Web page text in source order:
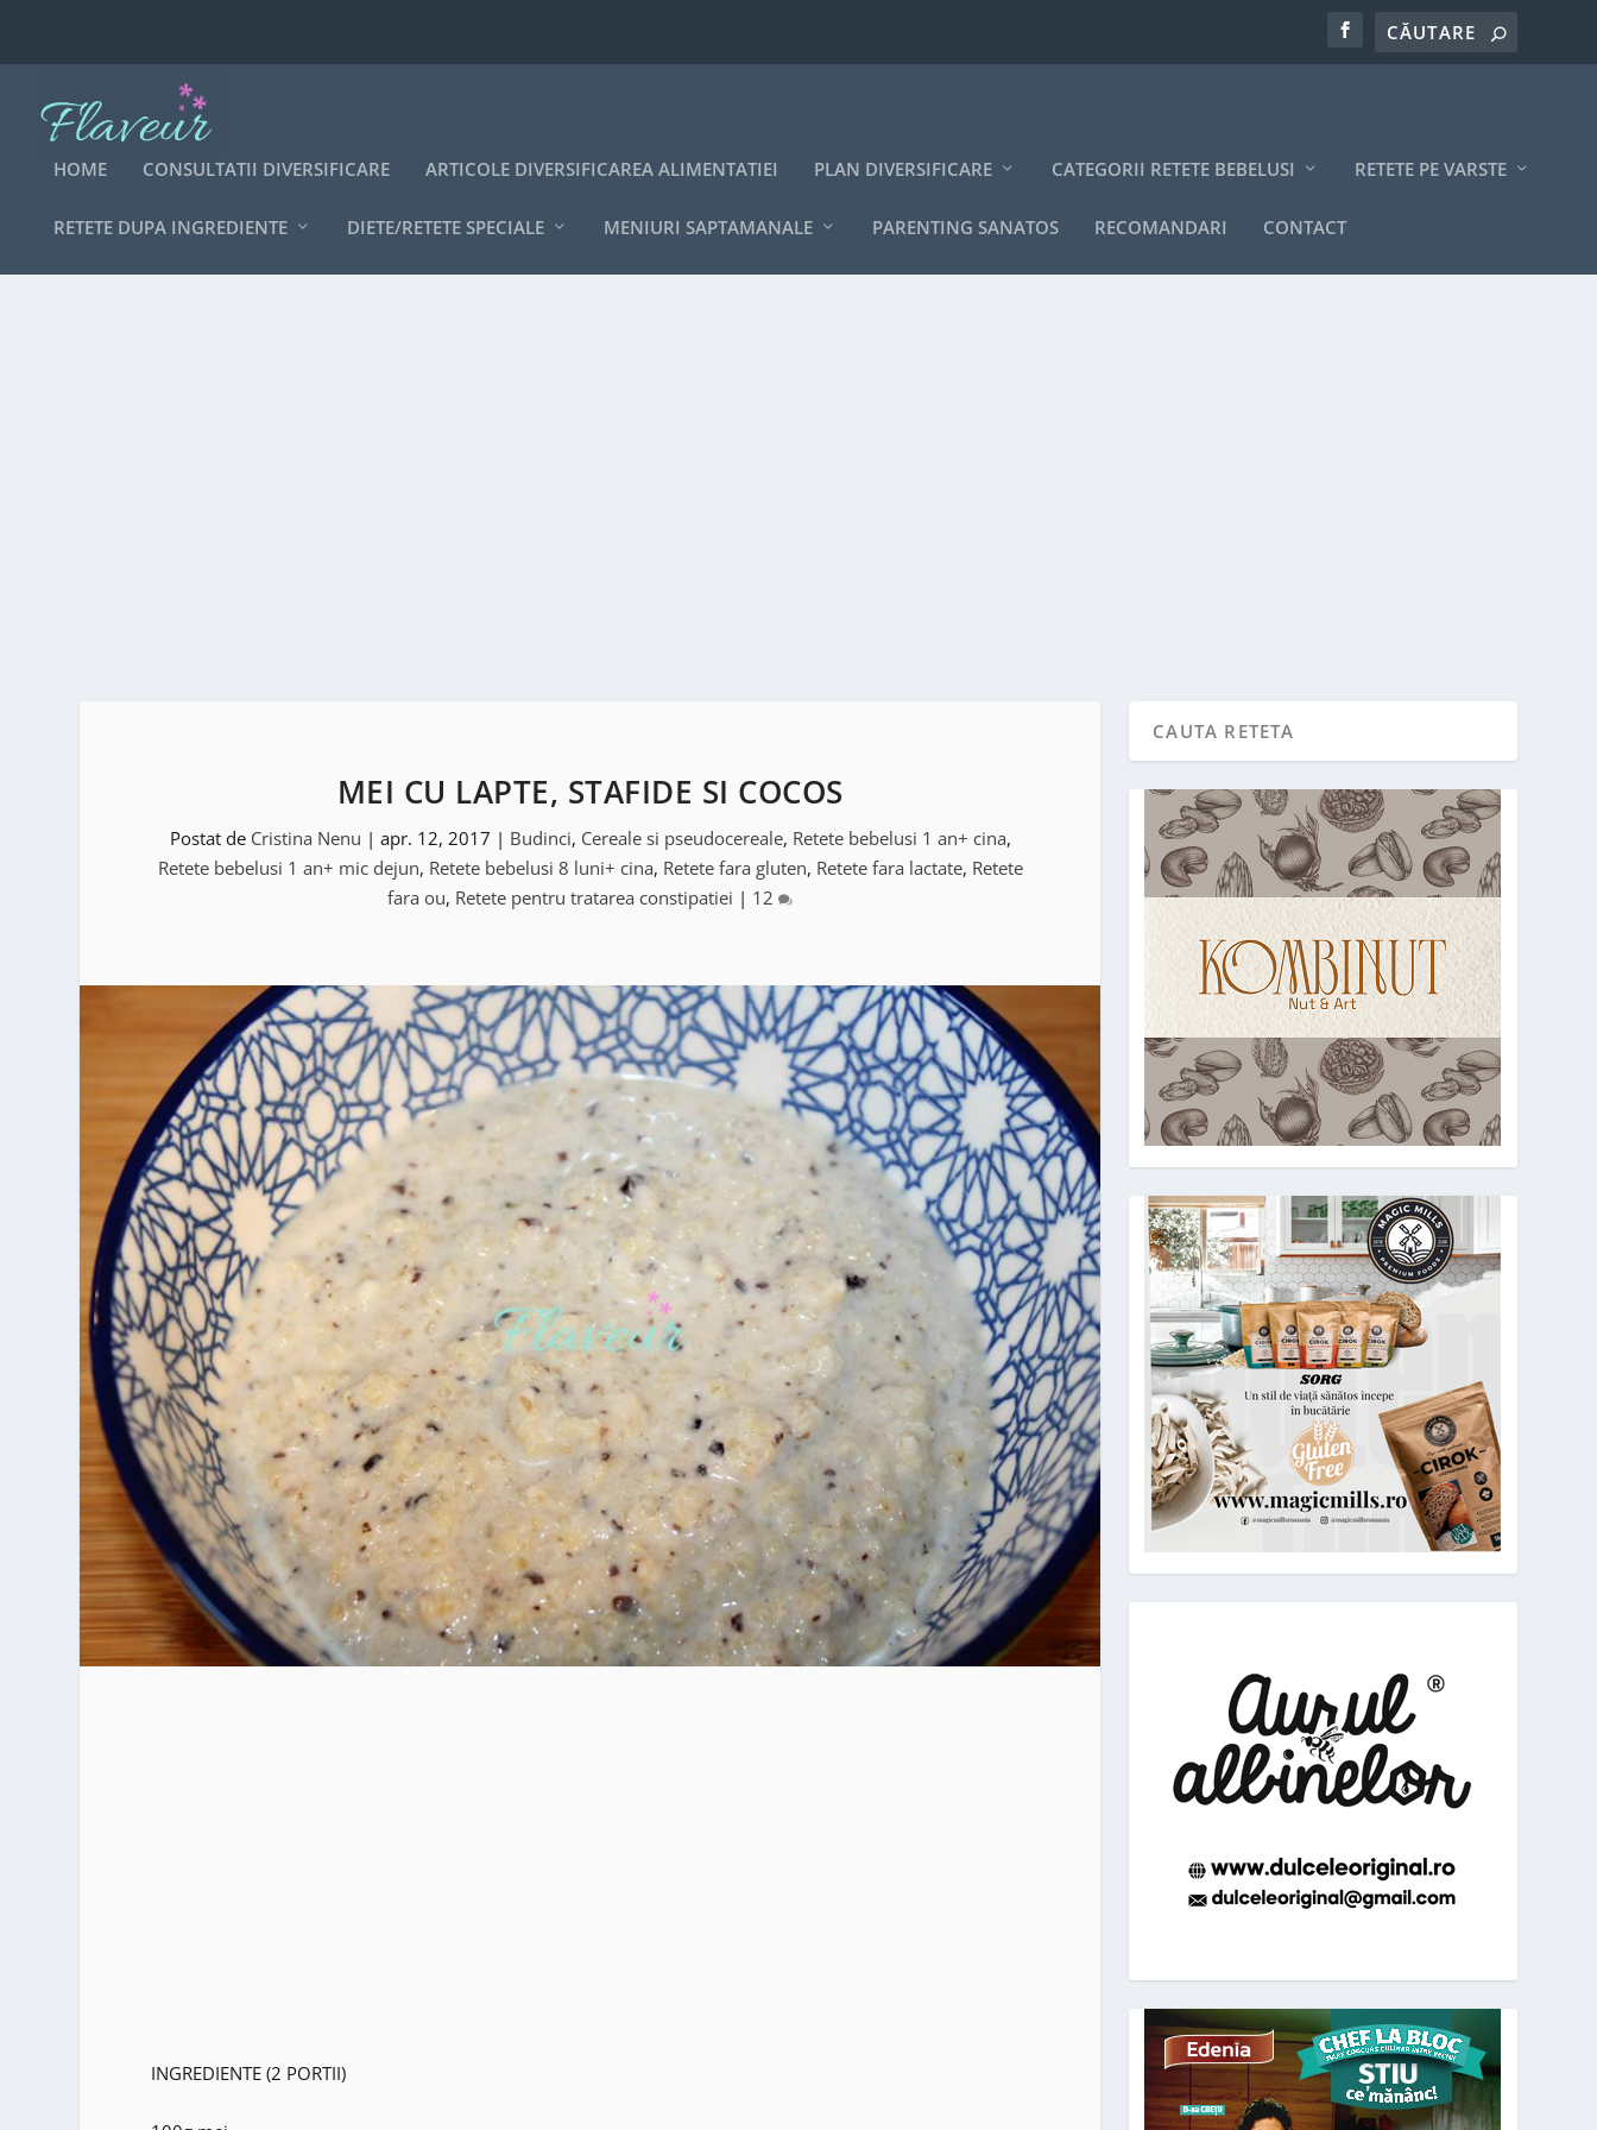
HOME CONSULTATII DIVERSIFICARE ARTICOLE DIVERSIFICAREA ALIMENTATIEI PLAN DIVERSIFICARE CATEGORII RETETE BEBELUSI RETETE PE VARSTE
RETETE DUPA INGREDIENTE DIETE/RETETE SPECIALE MENIURI SAPTAMANALE PARENTING SANATOS RECOMANDARI CONTACT
MEI CU LAPTE, STAFIDE SI COCOS
Postat de Cristina Nenu | apr. 12, 2017 | Budinci, Cereale si pseudocereale, Retete bebelusi 1 an+ cina,
Retete bebelusi 1 an+ mic dejun, Retete bebelusi 8 luni+ cina, Retete fara gluten, Retete fara lactate, Retete
fara ou, Retete pentru tratarea constipatiei | 12
INGREDIENTE (2 PORTII)